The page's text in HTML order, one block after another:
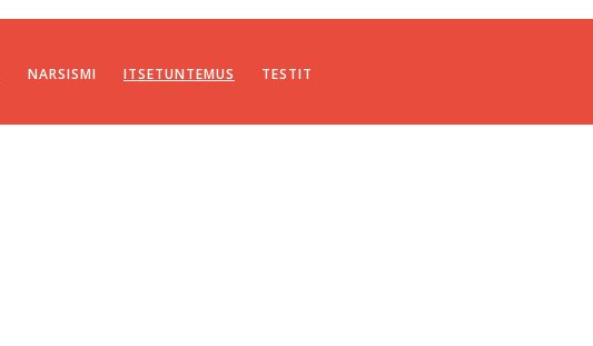
NARSISMI ITSETUNTEMUS TESTIT